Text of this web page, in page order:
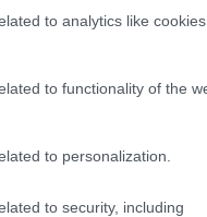
to analytics like
to functionality of the
to personalization.
to security, including